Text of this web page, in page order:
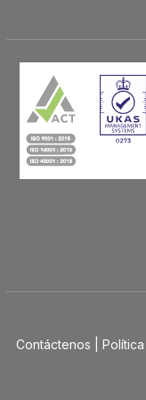
Contáctenos